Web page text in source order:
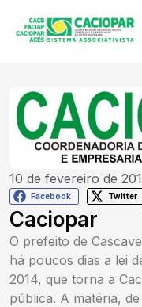
10 de fevereiro de
Facebook Twitter
Caciopar
O prefeito de
há poucos dias a lei
2014, que torna a
pública. A matéria,